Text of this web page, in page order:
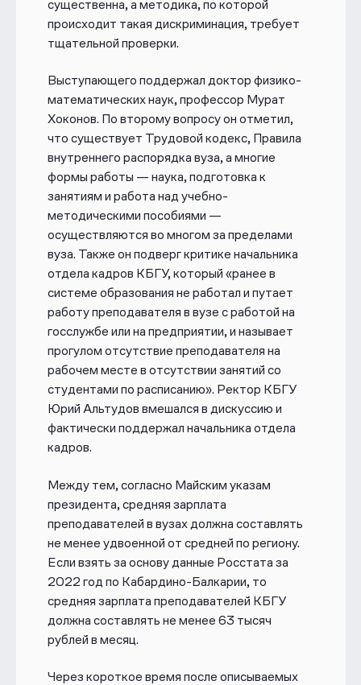
существенна, а методика, по которой
происходит такая дискриминация, требует
тщательной проверки.
Выступающего поддержал доктор физико-
математических наук, профессор Мурат
Хоконов. По второму вопросу он отметил,
что существует Трудовой кодекс, Правила
внутреннего распорядка вуза, а многие
формы работы — наука, подготовка к
занятиям и работа над учебно-
методическими пособиями —
осуществляются во многом за пределами
вуза. Также он подверг критике начальника
отдела кадров КБГУ, который «ранее в
системе образования не работал и путает
работу преподавателя в вузе с работой на
госслужбе или на предприятии, и называет
прогулом отсутствие преподавателя на
рабочем месте в отсутствии занятий со
студентами по расписанию». Ректор КБГУ
Юрий Альтудов вмешался в дискуссию и
фактически поддержал начальника отдела
кадров.
Между тем, согласно Майским указам
президента, средняя зарплата
преподавателей в вузах должна составлять
не менее удвоенной от средней по региону.
Если взять за основу данные Росстата за
2022 год по Кабардино-Балкарии, то
средняя зарплата преподавателей КБГУ
должна составлять не менее 63 тысяч
рублей в месяц.
Через короткое время после описываемых